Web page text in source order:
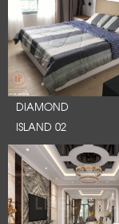
DIAMOND
ISLAND 02